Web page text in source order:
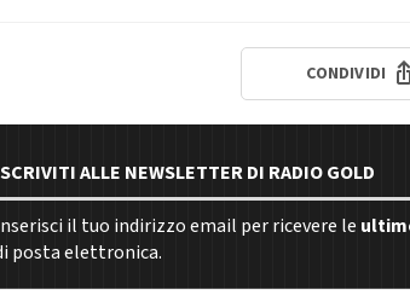
CONDIVIDI
ALLE NEWSLETTER DI RADIO GOLD
il tuo indirizzo email per ricevere le
posta elettronica.